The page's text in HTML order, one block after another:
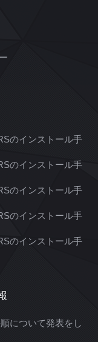
のインストール手
のインストール手
のインストール手
のインストール手
のインストール手
について発表をし